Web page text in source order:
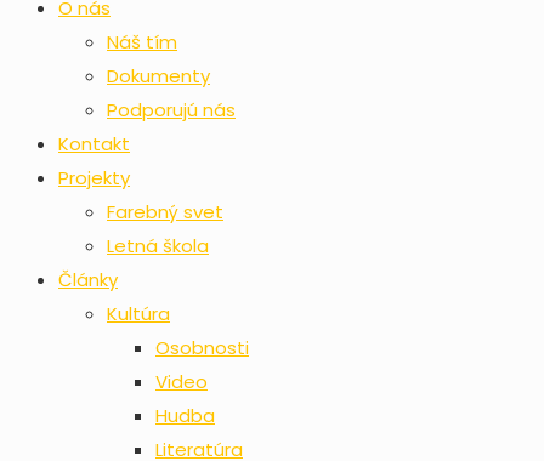
O nás
Náš tím
Dokumenty
Podporujú nás
Kontakt
Projekty
Farebný svet
Letná škola
Články
Kultúra
Osobnosti
Video
Hudba
Literatúra